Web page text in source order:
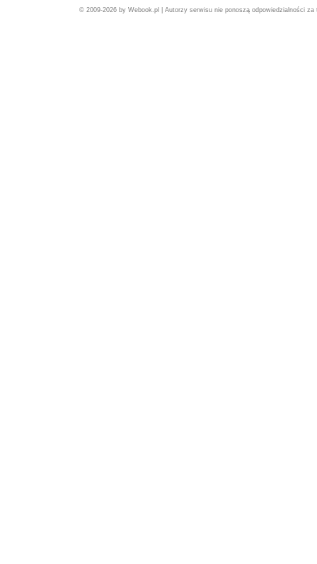
© 2009-2026 by Webook.pl | Autorzy serwisu nie ponoszą odpowiedzialności